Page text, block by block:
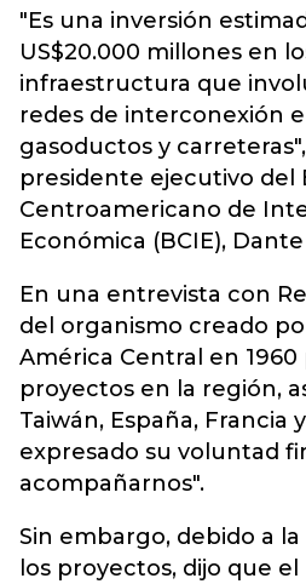
"Es una inversión
US$20.000 millones en
infraestructura que
redes de interconexión
gasoductos y
presidente ejecutivo del
Centroamericano de
Económica (BCIE),
En una entrevista con
del organismo creado
América Central en
proyectos en la región,
Taiwán, España, Francia
expresado su voluntad
acompañarnos".
Sin embargo, debido a
los proyectos, dijo que